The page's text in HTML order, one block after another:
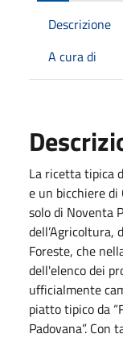
Descrizione
A cura di
La ricetta tipica
e un bicchiere di
solo di Noventa
dell’Agricoltura,
Foreste, che
dell'elenco dei
ufficialmente
piatto tipico da
Padovana”.